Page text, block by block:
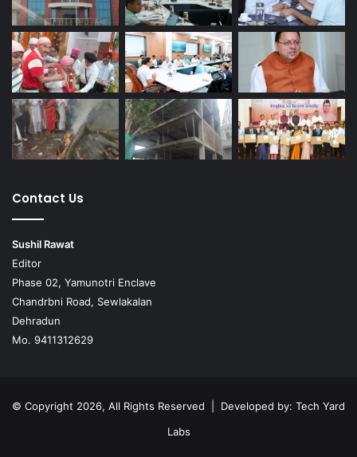
Contact Us
Sushil Rawat
Editor
Phase 02, Yamunotri Enclave
Chandrbni Road, Sewlakalan
Dehradun
Mo. 9411312629
© Copyright 2026, All Rights Reserved | Developed by: Tech Yard
Labs